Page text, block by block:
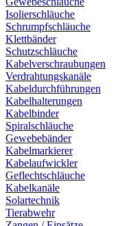
Isolierschläuche
Schrumpfschläuche
Klettbänder
Schutzschläuche
Kabelverschraubungen
Verdrahtungskanäle
Kabeldurchführungen
Kabelhalterungen
Kabelbinder
Spiralschläuche
Gewebebänder
Kabelmarkierer
Kabelaufwickler
Geflechtschläuche
Kabelkanäle
Solartechnik
Tierabwehr